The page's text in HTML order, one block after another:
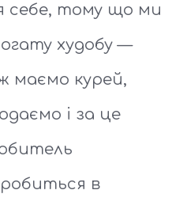
себе, тому що ми
худобу —
маємо курей,
і за це
в